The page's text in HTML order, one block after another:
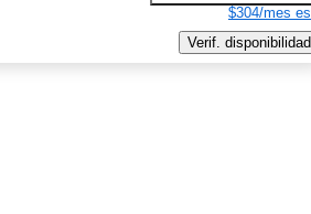
$304/mes
Verif. disponibilidad